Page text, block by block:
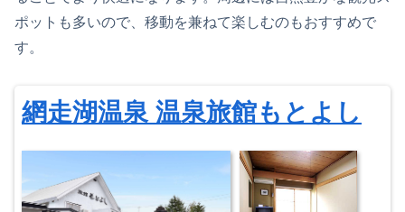
ポットも多いので、移動を兼ねて楽しむのもおすすめで
す。
網走湖温泉 温泉旅館もとよし